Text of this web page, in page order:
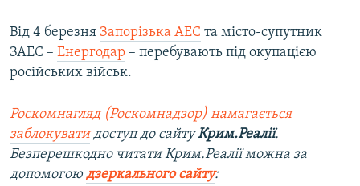
Від 4 березня Запорізька АЕС та місто-супутник
ЗАЕС – Енергодар – перебувають під окупацією
російських військ.
Роскомнагляд (Роскомнадзор) намагається
заблокуватидоступ до сайтуКрим.Реалії.
Безперешкодно читати Крим.Реалії можна за
допомогою дзеркального сайту: